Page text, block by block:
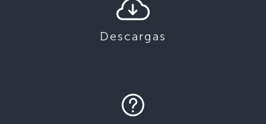
Descargas